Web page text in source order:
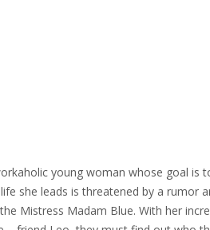
young woman whose goal is
she leads is threatened by a rumor
Mistress Madam Blue. With her